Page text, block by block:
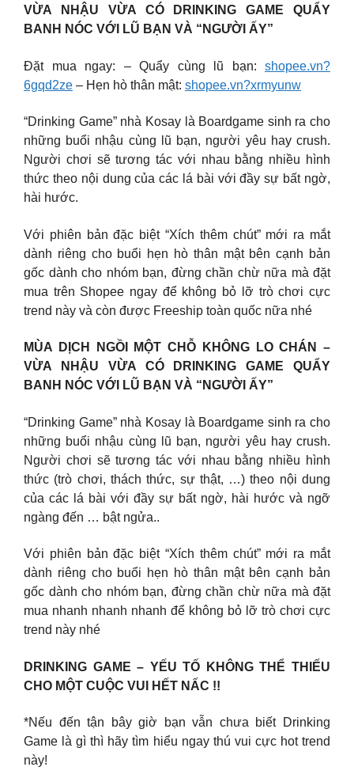
VỪA NHẬU VỪA CÓ DRINKING GAME QUẨY
BANH NÓC VỚI LŨ BẠN VÀ “NGƯỜI ẤY”
Đặt mua ngay: – Quẩy cùng lũ bạn: shopee.vn?
6gqd2ze – Hẹn hò thân mật: shopee.vn?xrmyunw
“Drinking Game” nhà Kosay là Boardgame sinh ra cho
những buổi nhậu cùng lũ bạn, người yêu hay crush.
Người chơi sẽ tương tác với nhau bằng nhiều hình
thức theo nội dung của các lá bài với đầy sự bất ngờ,
hài hước.
Với phiên bản đặc biệt “Xích thêm chút” mới ra mắt
dành riêng cho buổi hẹn hò thân mật bên cạnh bản
gốc dành cho nhóm bạn, đừng chần chừ nữa mà đặt
mua trên Shopee ngay để không bỏ lỡ trò chơi cực
trend này và còn được Freeship toàn quốc nữa nhé
MÙA DỊCH NGỒI MỘT CHỖ KHÔNG LO CHÁN –
VỪA NHẬU VỪA CÓ DRINKING GAME QUẨY
BANH NÓC VỚI LŨ BẠN VÀ “NGƯỜI ẤY”
“Drinking Game” nhà Kosay là Boardgame sinh ra cho
những buổi nhậu cùng lũ bạn, người yêu hay crush.
Người chơi sẽ tương tác với nhau bằng nhiều hình
thức (trò chơi, thách thức, sự thật, …) theo nội dung
của các lá bài với đầy sự bất ngờ, hài hước và ngỡ
ngàng đến … bật ngửa..
Với phiên bản đặc biệt “Xích thêm chút” mới ra mắt
dành riêng cho buổi hẹn hò thân mật bên cạnh bản
gốc dành cho nhóm bạn, đừng chần chừ nữa mà đặt
mua nhanh nhanh nhanh để không bỏ lỡ trò chơi cực
trend này nhé
DRINKING GAME – YẾU TỐ KHÔNG THỂ THIẾU
CHO MỘT CUỘC VUI HẾT NẤC !!
*Nếu đến tận bây giờ bạn vẫn chưa biết Drinking
Game là gì thì hãy tìm hiểu ngay thú vui cực hot trend
này!